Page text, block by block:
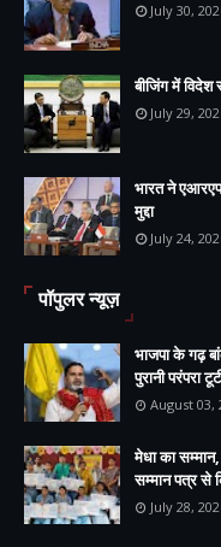
July 30,
बीजिंग में
July 29,
भारत ने
मुद्दा
July 24,
पॉपुलर न्यूज़
भाजपा के गढ़
पुरानी परंपरा
August 03,
मेधा का
सम्मान पत्र से
July 28,